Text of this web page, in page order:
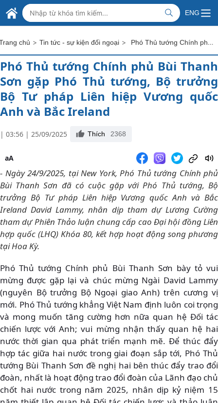
Skip to Main Content
BỘ NGOẠI GIAO VIỆT NAM
MINISTRY OF FOREIGN AFFAIRS
ENG
chủ > Tin tức - sự kiện đối ngoại > Phó Thủ tướng Chính phủ Bùi Thanh Sơn gặp Phó Thủ tướng, Bộ trưởng Bộ Tư pháp Liên hiệp Vương quốc Anh và Bắc Ireland
Phó Thủ tướng Chính phủ Bùi Thanh
Sơn gặp Phó Thủ tướng, Bộ trưởng
Bộ Tư pháp Liên hiệp Vương quốc
Anh và Bắc Ireland
| 03:56 | 25/09/2025 Thích 2368
aA
- Ngày 24/9/2025, tại New York, Phó Thủ tướng Chính phủ
Bùi Thanh Sơn đã có cuộc gặp với Phó Thủ tướng, Bộ
trưởng Bộ Tư pháp Liên hiệp Vương quốc Anh và Bắc
Ireland David Lammy, nhân dịp tham dự Lương Cường
tham dự Phiên Thảo luận chung cấp cao Đại hội đồng Liên
hợp quốc (LHQ) Khóa 80, kết hợp hoạt động song phương
tại Hoa Kỳ.
Phó Thủ tướng Chính phủ Bùi Thanh Sơn bày tỏ vui
mừng được gặp lại và chúc mừng Ngài David Lammy
(nguyên Bộ trưởng Bộ Ngoại giao Anh) trên cương vị
mới. Phó Thủ tướng khẳng Việt Nam định luôn coi trọng
và mong muốn tăng cường hơn nữa quan hệ Đối tác
chiến lược với Anh; vui mừng nhận thấy quan hệ hai
nước thời gian qua phát triển mạnh mẽ. Để thúc đẩy
hợp tác giữa hai nước trong giai đoạn sắp tới, Phó Thủ
tướng Bùi Thanh Sơn đề nghị hai bên thúc đẩy trao đổi
đoàn, nhất là hoạt động trao đổi đoàn của Lãnh đạo chủ
chốt hai nước trong năm 2025, nhân dịp kỷ niệm 15